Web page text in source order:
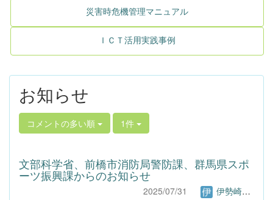
災害時危機管理マニュアル
ＩＣＴ活用実践事例
お知らせ
コメントの多い順 1件
文部科学省、前橋市消防局警防課、群馬県スポ
ーツ振興課からのお知らせ
2025/07/31 伊勢崎特別支援学校Webページ管理者